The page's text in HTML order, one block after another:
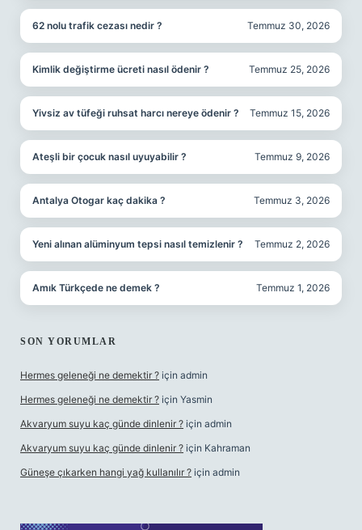
62 nolu trafik cezası nedir ? Temmuz 30, 2026
Kimlik değiştirme ücreti nasıl ödenir ? Temmuz 25, 2026
Yivsiz av tüfeği ruhsat harcı nereye ödenir ? Temmuz 15, 2026
Ateşli bir çocuk nasıl uyuyabilir ? Temmuz 9, 2026
Antalya Otogar kaç dakika ? Temmuz 3, 2026
Yeni alınan alüminyum tepsi nasıl temizlenir ? Temmuz 2, 2026
Amık Türkçede ne demek ? Temmuz 1, 2026
SON YORUMLAR
Hermes geleneği ne demektir ? için admin
Hermes geleneği ne demektir ? için Yasmin
Akvaryum suyu kaç günde dinlenir ? için admin
Akvaryum suyu kaç günde dinlenir ? için Kahraman
Güneşe çıkarken hangi yağ kullanılır ? için admin